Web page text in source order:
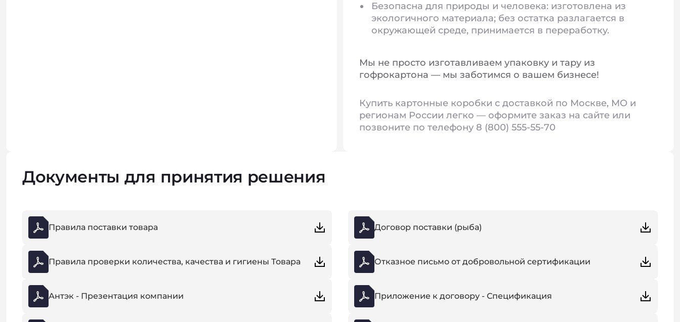
Безопасна для природы и человека: изготовлена из
экологичного материала; без остатка разлагается в
окружающей среде, принимается в переработку.
Мы не просто изготавливаем упаковку и тару из
гофрокартона — мы заботимся о вашем бизнесе!
Купить картонные коробки с доставкой по Москве, МО и
регионам России легко — оформите заказ на сайте или
позвоните по телефону 8 (800) 555-55-70
Документы для принятия решения
Правила поставки товара
Правила проверки количества, качества и гигиены Товара
Антэк - Презентация компании
Договор поставки (рыба)
Отказное письмо от добровольной сертификации
Приложение к договору - Спецификация